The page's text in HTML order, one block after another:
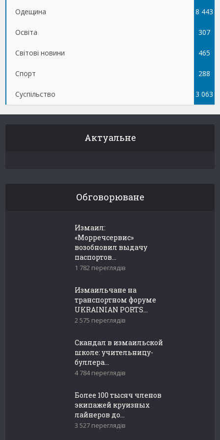
Одещина 8 443
Освіта 307
Світові новини 465
Спорт 288
Суспільство 3 063
Актуальне
Обговорюване
Измаил:
«Морречсервис»
возобновил выдачу
паспортов...
1 782 переглядів
Измаильчане на
транспортном форуме
UKRAINIAN PORTS...
2 575 переглядів
Скандал в измаильской
школе: учительницу-
буллера...
4 784 переглядів
Более 100 тысяч членов
экипажей круизных
лайнеров до...
3 527 переглядів